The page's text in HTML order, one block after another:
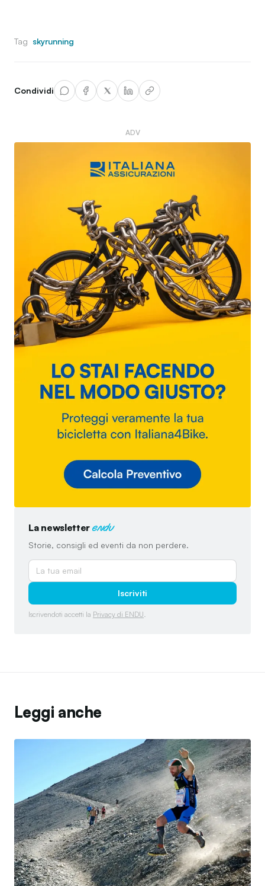
Tag skyrunning
Condividi
ADV
La newsletter endu
Storie, consigli ed eventi da non perdere.
Iscriviti
Iscrivendoti accetti la Privacy di ENDU
Leggi anche